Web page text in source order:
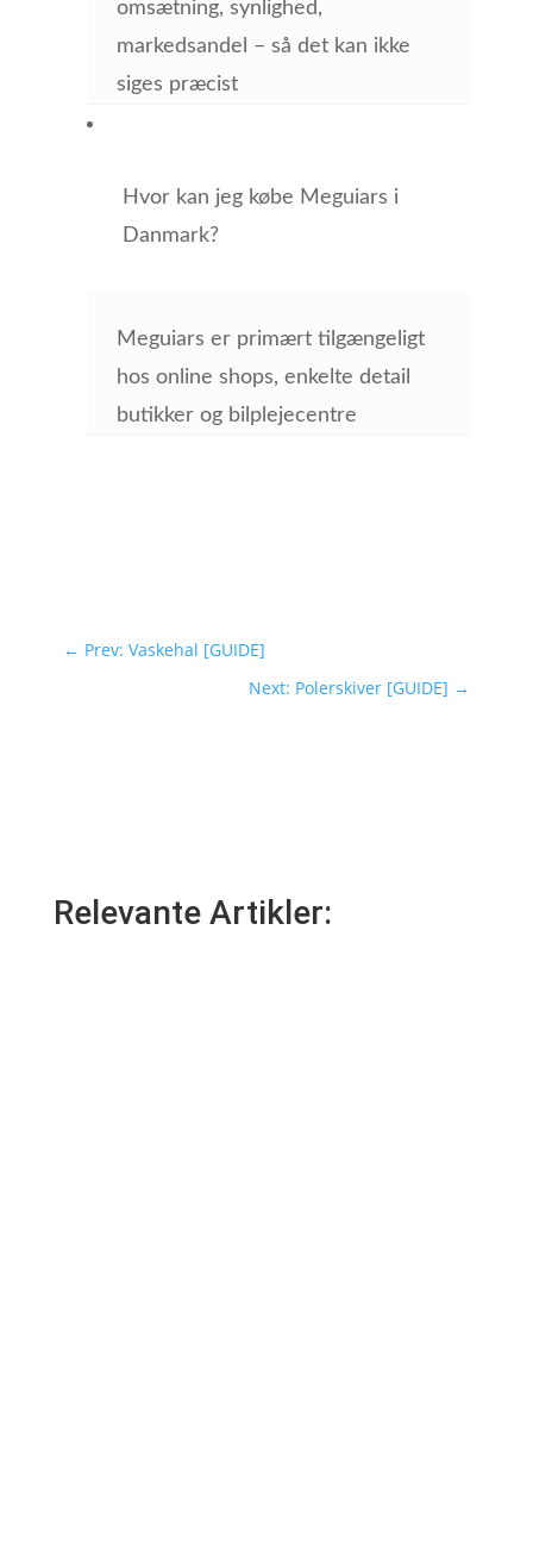
omsætning, synlighed,
markedsandel – så det kan ikke
siges præcist
Hvor kan jeg købe Meguiars i
Danmark?
Meguiars er primært tilgængeligt
hos online shops, enkelte detail
butikker og bilplejecentre
← Prev: Vaskehal [GUIDE]
Next: Polerskiver [GUIDE] →
Relevante Artikler: